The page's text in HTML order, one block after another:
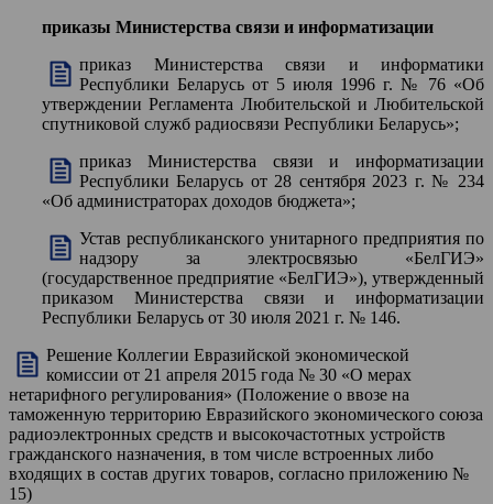
приказы Министерства связи и информатизации
приказ Министерства связи и информатики
Республики Беларусь от 5 июля 1996 г. № 76 «Об
утверждении Регламента Любительской и Любительской
спутниковой служб радиосвязи Республики Беларусь»;
приказ Министерства связи и информатизации
Республики Беларусь от 28 сентября 2023 г. № 234
«Об администраторах доходов бюджета»;
Устав республиканского унитарного предприятия по
надзору за электросвязью «БелГИЭ»
(государственное предприятие «БелГИЭ»), утвержденный
приказом Министерства связи и информатизации
Республики Беларусь от 30 июля 2021 г. № 146.
Решение Коллегии Евразийской экономической
комиссии от 21 апреля 2015 года № 30 «О мерах
нетарифного регулирования» (Положение о ввозе на
таможенную территорию Евразийского экономического союза
радиоэлектронных средств и высокочастотных устройств
гражданского назначения, в том числе встроенных либо
входящих в состав других товаров, согласно приложению №
15)